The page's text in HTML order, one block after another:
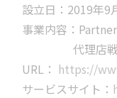
設立日：2019年9
事業内容：
代理店戦略
URL： https://
サービスサイト：